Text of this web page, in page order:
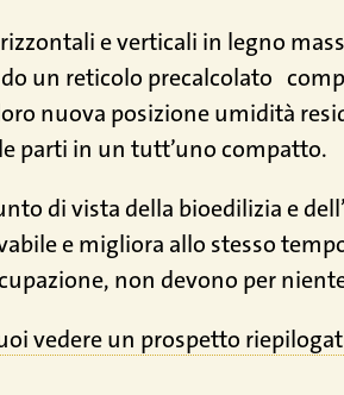
e verticali in legno
un reticolo precalcolato
nuova posizione umidità
parti in un tutt’uno compatto.
di vista della bioedilizia e
e migliora allo stesso
non devono per
vedere un prospetto